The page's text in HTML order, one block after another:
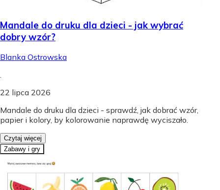
Mandale do druku dla dzieci - jak wybrać
dobry wzór?
Blanka Ostrowska
22 lipca 2026
Mandale do druku dla dzieci - sprawdź, jak dobrać wzór,
papier i kolory, by kolorowanie naprawdę wyciszało.
Czytaj więcej
Zabawy i gry